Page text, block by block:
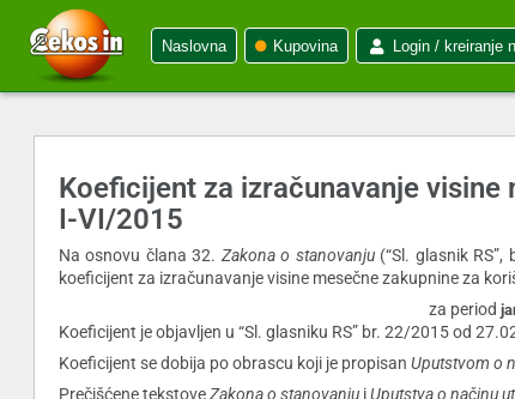
Naslovna Kupovina Login / kreiranje
Koeficijent za izračunavanje
I-VI/2015
Na osnovu člana 32. Zakona o stanovanju(“Sl. glasnik
koeficijent za izračunavanje visine mesečne zakupnine za
za period
Koeficijent je objavljen u “Sl. glasniku RS” br. 22/2015 od
Koeficijent se dobija po obrascu koji je propisan Uputstvom o
Prečišćene tekstoveZakona o stanovanju iUputstva o načinu